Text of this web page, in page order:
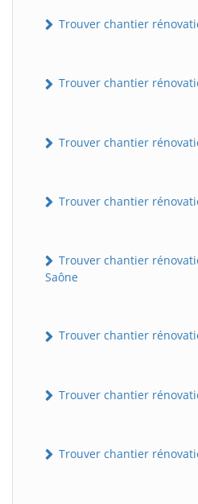
Trouver chantier
Trouver chantier
Trouver chantier
Trouver chantier
Trouver chantier
Saône
Trouver chantier
Trouver chantier
Trouver chantier